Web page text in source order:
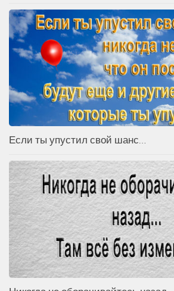
Если ты упустил свой шанс…